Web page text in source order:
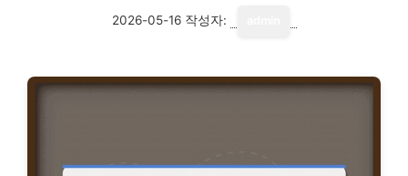
2026-05-16 작성자: